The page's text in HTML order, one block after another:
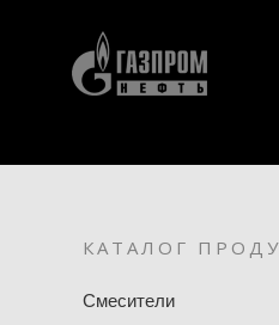
КАТАЛОГ
Смесители